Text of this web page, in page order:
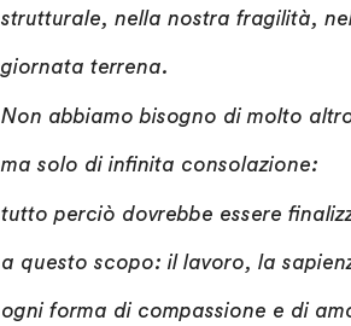
strutturale, nella nostra fragilità,
giornata terrena.
Non abbiamo bisogno di molto
ma solo di infinita consolazione:
tutto perciò dovrebbe essere
a questo scopo: il lavoro, la
ogni forma di compassione e di